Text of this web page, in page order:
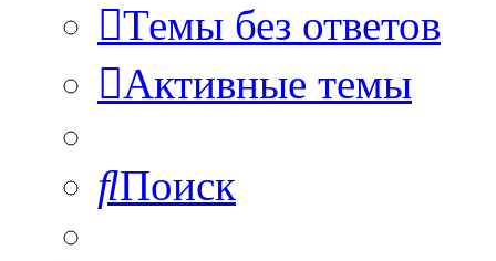
Темы без ответов
Активные темы
Поиск